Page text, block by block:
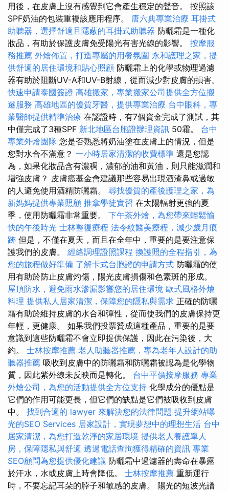
用後，在皮膚上沒有感覺到它會產生穩定的聲音。 按照該
SPF奶油的包裝重複該應用程序。 唐六典專業治療 耳掛式
助聽器，選擇舒適且隱蔽的耳掛式助聽器 防曬霜是一種化
妝品，有助於保護皮膚免受陽光有害光線的影響。 按摩服
務推薦 外燴佈置，打造專屬的用餐氛圍 永和護理之家，提
供舒適的居住環境和貼心照顧 防曬霜上的化學或物理過濾
器有助於阻斷​​UV-A和UV-B射線，從而減少對皮膚的損害。
快速申請泰國簽證 高雄搬家，專業搬家公司提供全方位搬
遷服務 高雄地區的優質牙醫，提供專業治療 台中眼科，專
業醫師提供精準治療 在認證時，有7個資金完成了測試，其
中僅完成了3種SPF 新北地區台胞證辦理資訊 50霜。 台中
專業外燴團隊 您是否熟悉將奶油塗在皮膚上的情況，但是
您對水合不滿意？ 一小時居家清潔的收費標準 還是您認
為，如果化妝品含有濃稠，濃郁的油和黃油，則只能滋潤和
增強皮膚？ 皮膚癌基金會建議那些容易出現酒渣鼻或過敏
的人避免使用酒精防曬霜。 尋找優質的產後護理之家，為
新媽媽提供專業照顧 推拿學徒實習 在太陽輻射更強的夏
季，使用防曬霜非常重要。 下午茶外燴，為您帶來輕鬆愉
快的午後時光 士林整復療程 法令紋醫美療程，減少歲月痕
跡 但是，不僅在夏天，而且在全年中，重要的是要注意保
護我們的皮膚。 經絡調理證照課程 換護照的全程指引，為
您的旅程做好準備 了解卡式台胞證的申請方式 防曬霜的使
用有助於防止皮膚灼傷，陽光皮膚損傷和色素斑的形成。
屋頂防水，避免雨水滲漏影響您的居住環境 歐式風格外燴
料理 提供私人居家清潔，保障您的隱私與需求 正確的防曬
霜有助於維持皮膚的水合和彈性，從而使我們的皮膚保持更
年輕，更健康。 如果我們投票贊成這種產品，重要的是要
意識到這些防曬霜不會立即提供保護，因此在污染後，大
約。 士林按摩推薦 老人助聽器推薦，專為老年人設計的助
聽器推薦 吸收到皮膚中的防曬霜和防曬霜被認為是化學物
質，因此紫外線未反映而是轉化。 台中平價按摩服務 專業
外燴公司，為您的活動提供全方位支持 化學成分的優點是
它們的作用可能更長，但它們的缺點是它們被吸收到皮膚
中。 找到合適的 lawyer 來解決您的法律問題 提升網站曝
光的SEO Services 居家設計，實現夢想中的理想生活 台中
居家清潔，為您打造乾淨的家居環境 提供老人養護單人
房，保障隱私與舒適 透過電話查詢獲得精確的資訊 專業
SEO顧問為您提供優化建議 防曬霜中過濾器的壽命在暴露
於汗水，水或皮膚上時會降低。 士林按摩推薦 重新運行
時，不要忘記耳朵的脖子和敏感的皮膚。 陽光的短波光譜